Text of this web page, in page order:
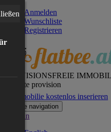
Anmelden
Wunschliste
Registrieren
PROVISIONSFREIE
gesamte provision
Immobilie kostenlos inserieren
Toggle navigation
German